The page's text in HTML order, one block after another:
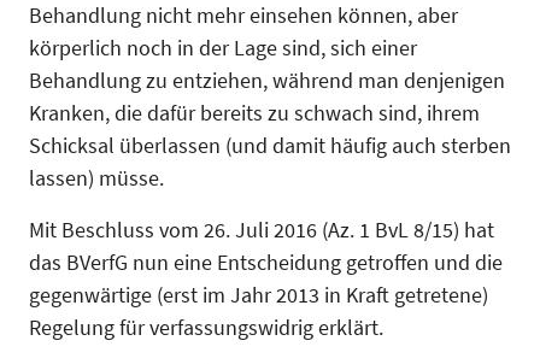
Behandlung nicht mehr einsehen können, aber
körperlich noch in der Lage sind, sich einer
Behandlung zu entziehen, während man denjenigen
Kranken, die dafür bereits zu schwach sind, ihrem
Schicksal überlassen (und damit häufig auch sterben
lassen) müsse.
Mit Beschluss vom 26. Juli 2016 (Az. 1 BvL 8/15) hat
das BVerfG nun eine Entscheidung getroffen und die
gegenwärtige (erst im Jahr 2013 in Kraft getretene)
Regelung für verfassungswidrig erklärt.